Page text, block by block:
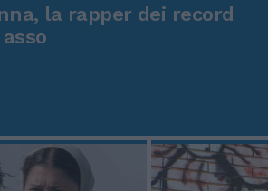
la rapper dei record